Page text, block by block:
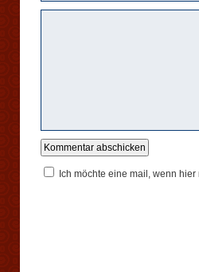
Ich möchte eine mail, wenn